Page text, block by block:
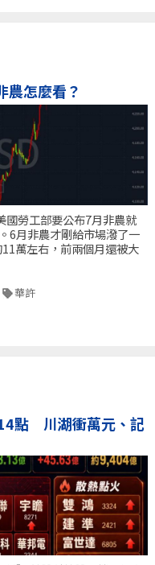
農怎麼看？
國勞工部要公布7月非農就
6月非農才剛給市場潑了一
萬左右，前兩個月還被大
華許
點 川湖衝萬元、記